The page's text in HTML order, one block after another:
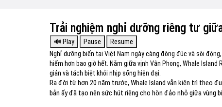
Trải nghiệm nghỉ dưỡng riêng tư
Nghỉ dưỡng biển tại Việt Nam ngày càng đông đúc và sôi
hiếm hơn bao giờ hết. Nằm giữa vịnh Vân Phong, Whale
giản và tách biệt khỏi nhịp sống hiện đại.
Ra đời từ hơn 20 năm trước, Whale Island vẫn kiên trì theo
bản ấy đã tạo nên sức hút riêng cho hòn đảo nhỏ giữa vùng